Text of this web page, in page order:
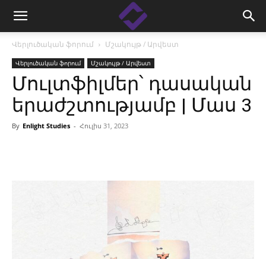
Վերլուծական ֆորում Մշակույթ / Արվեստ
Վերլուծական ֆորում Մշակույթ / Արվեստ
Մուլտֆիլմեր՝ դասական
երաժշտությամբ | Մաս 3
By Enlight Studies - Հուլիս 31, 2023